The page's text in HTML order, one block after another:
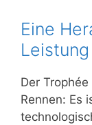
Eine
Der
Rennen: Es